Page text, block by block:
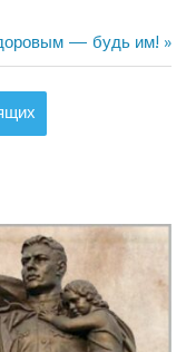
— будь им!